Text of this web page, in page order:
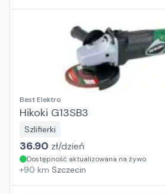
Best Elektro
Hikoki G13SB3
Szlifierki
36.90 zł/dzień
Dostępność aktualizowana na żywo
+90 km Szczecin